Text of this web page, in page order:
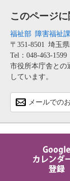
このページ
福祉部 障害福祉課
〒351-8501
埼玉
Tel：048-463-1599
市役所本庁舎との
しています。
メールでの